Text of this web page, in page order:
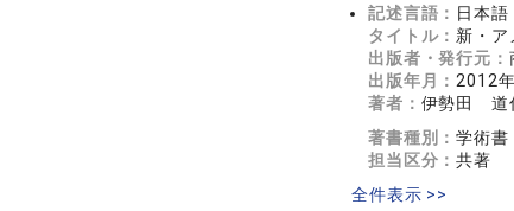
記述言語： 日本語
タイトル： 新・ア
出版者・発行元：
出版年月： 2012
著者： 伊勢田 道
著書種別：学術書
担当区分：共著
全件表示 >>